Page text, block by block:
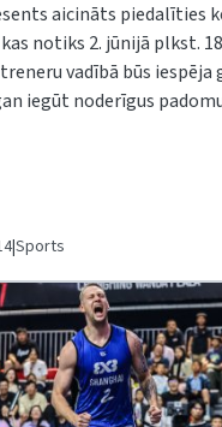
aicināts piedalīties
notiks 2. jūnijā plkst.
vadībā būs iespēja
iegūt noderīgus
|Sports